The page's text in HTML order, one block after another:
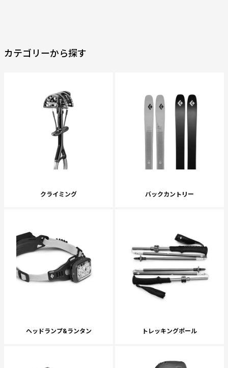
カテゴリーから探す
クライミング バックカントリー
ヘッドランプ&ランタン トレッキングポール